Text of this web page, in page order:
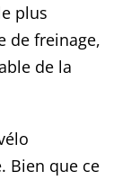
plus
de freinage,
de la
Bien que ce